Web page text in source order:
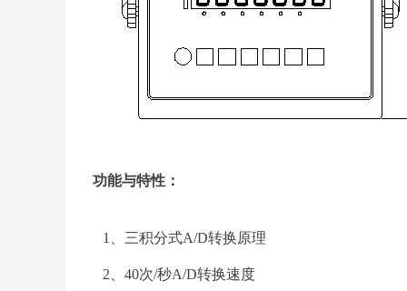
功能与特性：
1、三积分式A/D转换原理
2、40次/秒A/D转换速度